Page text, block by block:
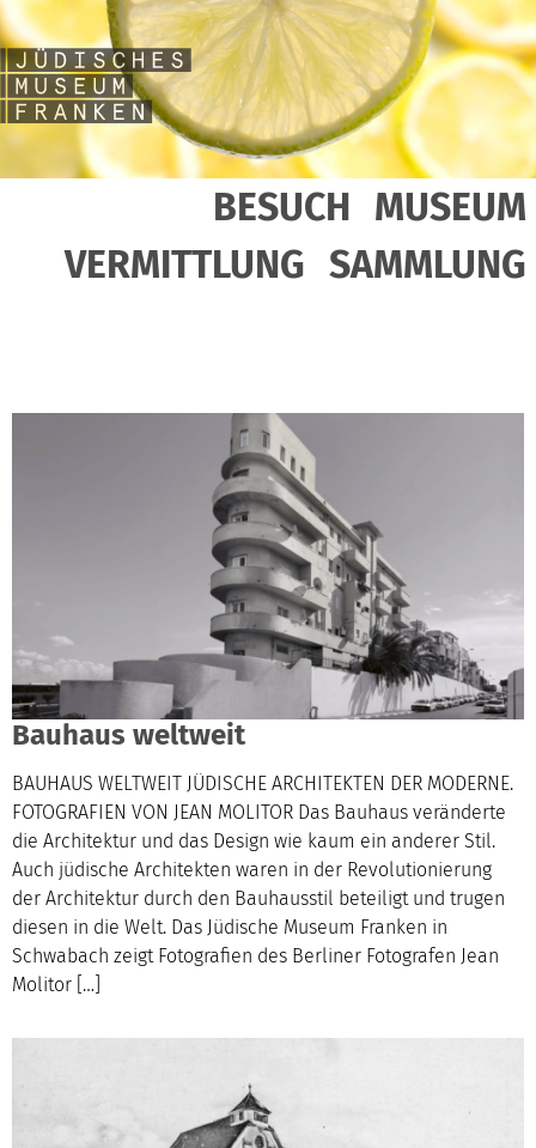
BESUCH MUSEUM
VERMITTLUNG SAMMLUNG
Bauhaus weltweit
BAUHAUS WELTWEIT JÜDISCHE ARCHITEKTEN DER MODERNE.
FOTOGRAFIEN VON JEAN MOLITOR Das Bauhaus veränderte
die Architektur und das Design wie kaum ein anderer Stil.
Auch jüdische Architekten waren in der Revolutionierung
der Architektur durch den Bauhausstil beteiligt und trugen
diesen in die Welt. Das Jüdische Museum Franken in
Schwabach zeigt Fotografien des Berliner Fotografen Jean
Molitor […]